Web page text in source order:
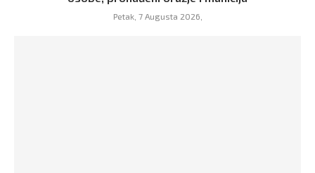
Petak, 7 Augusta 2026,